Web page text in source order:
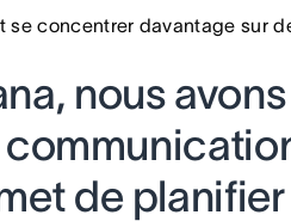
se concentrer davantage sur
nous
de